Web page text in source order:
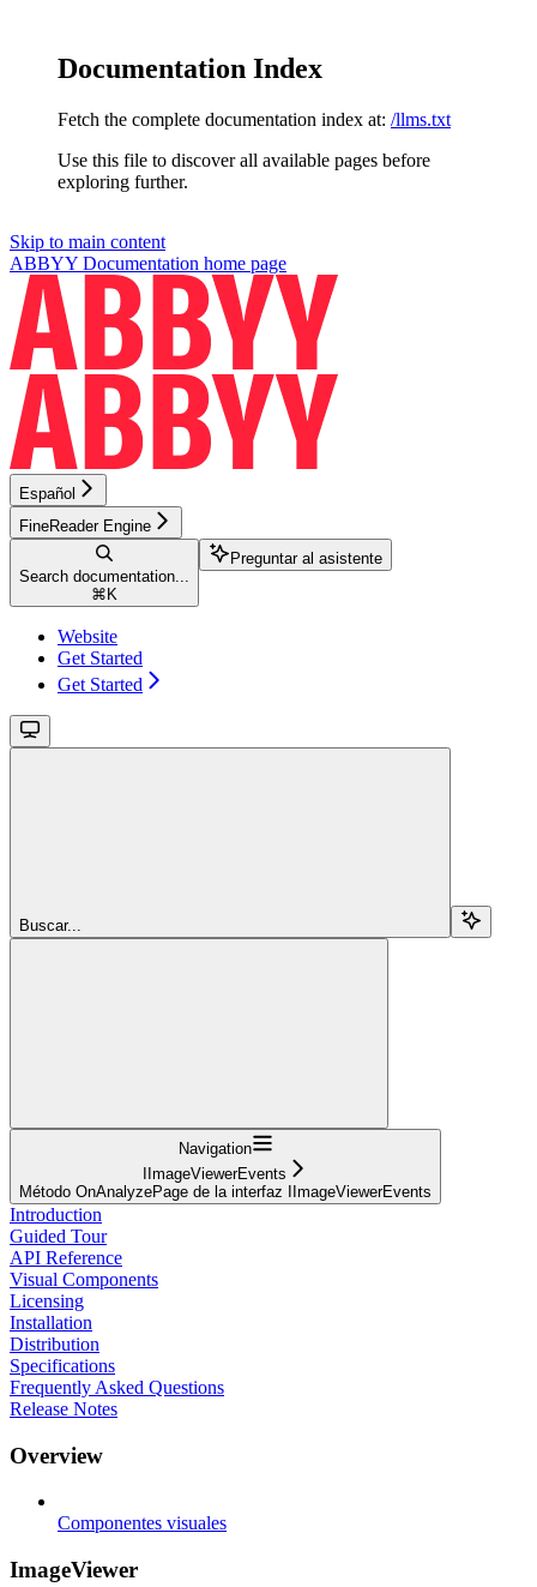
Documentation Index
Fetch the complete documentation index at: /llms.txt
Use this file to discover all available pages before
exploring further.
Skip to main content
ABBYY Documentation home page
Español
FineReader Engine
Search documentation...
⌘ K
Preguntar al asistente
Website
Get Started
Get Started
Buscar...
Navigation
IImageViewerEvents
Método OnAnalyzePage de la interfaz IImageViewerEvents
Introduction
Guided Tour
API Reference
Visual Components
Licensing
Installation
Distribution
Specifications
Frequently Asked Questions
Release Notes
Overview
Componentes visuales
ImageViewer